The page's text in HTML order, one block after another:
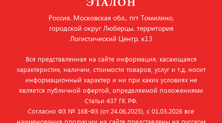
Россия, Московская обл., пгт Томилино,
городской округ Люберцы, территория
Логистический Центр, к13
Вся представленная на сайте информация, касающаяся
характеристик, наличии, стоимости товаров, услуг и т.д. носит
информационный характер и ни при каких условиях не
является публичной офертой, определяемой положениями
Статьи 437 ГК РФ.
Согласно ФЗ № 168‑ФЗ (от 24.06.2025), с 01.03.2026 все
наименования продукции на сайте представлены на русском